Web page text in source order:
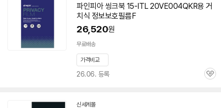
파인피아 씽크북 15-ITL 20VE004QKR용 거
치식 정보보호필름F
26,520원
무료배송
가격비교
26.06. 등록
관
신세계몰